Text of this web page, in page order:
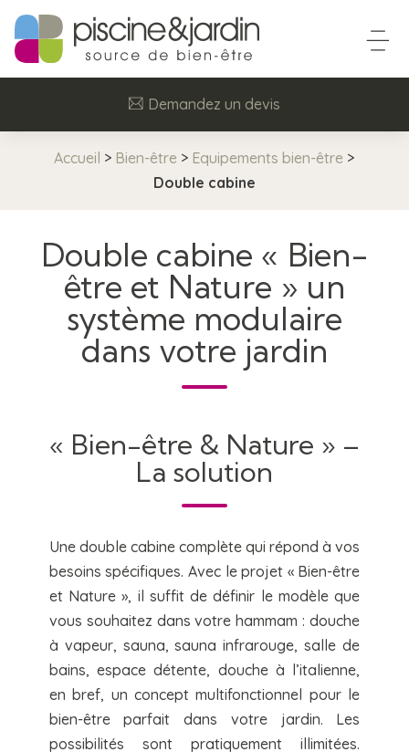
Demandez un devis
Accueil > Bien-être > Equipements bien-être >
Double cabine
Double cabine « Bien-
être et Nature » un
système modulaire
dans votre jardin
« Bien-être & Nature » –
La solution
Une double cabine complète qui répond à vos
besoins spécifiques. Avec le projet « Bien-être
et Nature », il suffit de définir le modèle que
vous souhaitez dans votre hammam : douche
à vapeur, sauna, sauna infrarouge, salle de
bains, espace détente, douche à l’italienne,
en bref, un concept multifonctionnel pour le
bien-être parfait dans votre jardin. Les
possibilités sont pratiquement illimitées.